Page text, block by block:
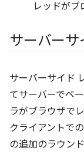
レッドがブ
サーバー
サーバーサイド
てサーバーでペ
ラがブラウザで
クライアントで
の追加のラウン